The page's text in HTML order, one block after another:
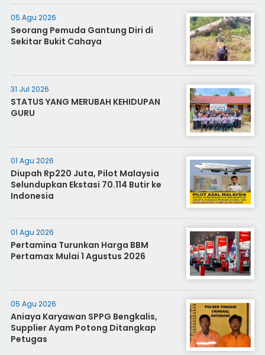
05 Agu 2026
Seorang Pemuda Gantung Diri di
Sekitar Bukit Cahaya
31 Jul 2026
STATUS YANG MERUBAH KEHIDUPAN
GURU
01 Agu 2026
Diupah Rp220 Juta, Pilot Malaysia
Selundupkan Ekstasi 70.114 Butir ke
Indonesia
01 Agu 2026
Pertamina Turunkan Harga BBM
Pertamax Mulai 1 Agustus 2026
05 Agu 2026
Aniaya Karyawan SPPG Bengkalis,
Supplier Ayam Potong Ditangkap
Petugas